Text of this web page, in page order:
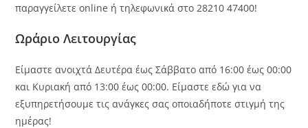
παραγγείλετε online ή τηλεφωνικά στο 28210 47400!
Ωράριο Λειτουργίας
Είμαστε ανοιχτά Δευτέρα έως Σάββατο από 16:00 έως 00:00
και Κυριακή από 13:00 έως 00:00. Είμαστε εδώ για να
εξυπηρετήσουμε τις ανάγκες σας οποιαδήποτε στιγμή της
ημέρας!